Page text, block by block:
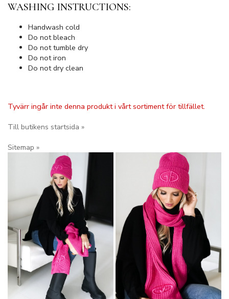
WASHING INSTRUCTIONS:
Handwash cold
Do not bleach
Do not tumble dry
Do not iron
Do not dry clean
Tyvärr ingår inte denna produkt i vårt sortiment för tillfället.
Till butikens startsida »
Sitemap »